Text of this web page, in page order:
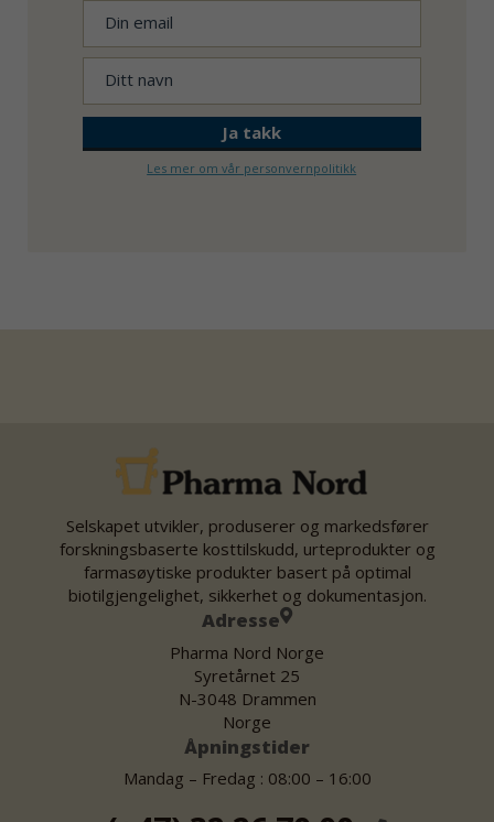
Les mer om vår personvernpolitikk
Selskapet utvikler, produserer og markedsfører
forskningsbaserte kosttilskudd, urteprodukter og
farmasøytiske produkter basert på optimal
biotilgjengelighet, sikkerhet og dokumentasjon.
Adresse
Pharma Nord Norge
Syretårnet 25
N-3048 Drammen
Norge
Åpningstider
Mandag – Fredag : 08:00 – 16:00